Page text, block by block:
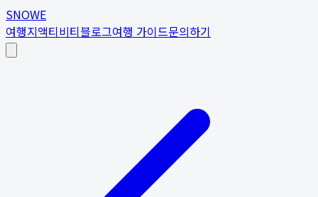
SNOWE
여행지액티비티블로그여행 가이드문의하기